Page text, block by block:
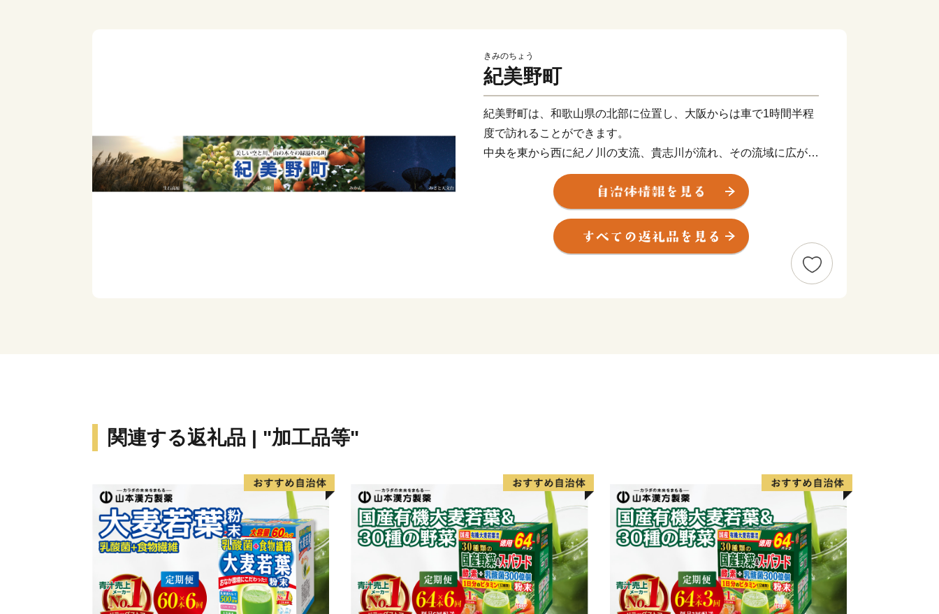
きみのちょう
紀美野町
紀美野町は、和歌山県の北部に位置し、大阪からは車で1時間半程
度で訪れることができます。
中央を東から西に紀ノ川の支流、貴志川が流れ、その流域に広がる
丘陵地と山地からなっており、貴志川に沿って国道370号が延びて
また、南には長峰山系が連なり、県立自然公園「生石高原」があり
昔ながらの古民家がたち並ぶのどかな風景の中に、歴史ある社寺・
人気のお店・レジャースポットがあり、年間を通じて様々なイベン
関連する返礼品 | "加工品等"